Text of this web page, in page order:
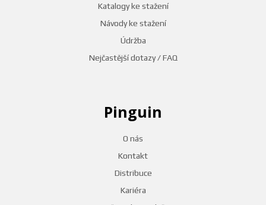
Katalogy ke stažení
Návody ke stažení
Údržba
Nejčastější dotazy / FAQ
Pinguin
O nás
Kontakt
Distribuce
Kariéra